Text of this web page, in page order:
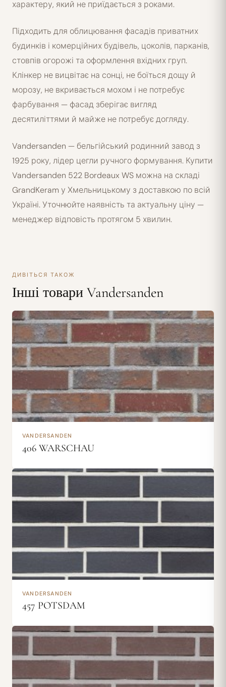
характеру, який не приїдається з роками.
Підходить для облицювання фасадів приватних
будинків і комерційних будівель, цоколів, парканів,
стовпів огорожі та оформлення вхідних груп.
Клінкер не вицвітає на сонці, не боїться дощу й
морозу, не вкривається мохом і не потребує
фарбування — фасад зберігає вигляд
десятиліттями й майже не потребує догляду.
Vandersanden — бельгійський родинний завод з
1925 року, лідер цегли ручного формування. Купити
Vandersanden 522 Bordeaux WS можна на складі
GrandKeram у Хмельницькому з доставкою по всій
Україні. Уточнюйте наявність та актуальну ціну —
менеджер відповість протягом 5 хвилин.
ДИВІТЬСЯ ТАКОЖ
Інші товари Vandersanden
VANDERSANDEN
406 WARSCHAU
VANDERSANDEN
457 POTSDAM